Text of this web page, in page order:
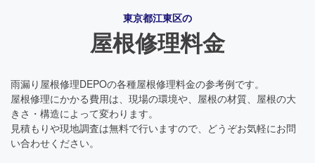
東京都江東区の
屋根修理料金
雨漏り屋根修理DEPOの各種屋根修理料金の参考例です。
屋根修理にかかる費用は、現場の環境や、屋根の材質、屋根の大
きさ・構造によって変わります。
見積もりや現地調査は無料で行いますので、どうぞお気軽にお問
い合わせください。